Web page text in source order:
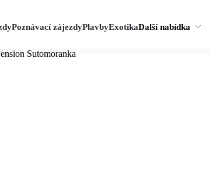
Poznávací zájezdyPlavbyExotikaDalší nabídka
Sutomoranka